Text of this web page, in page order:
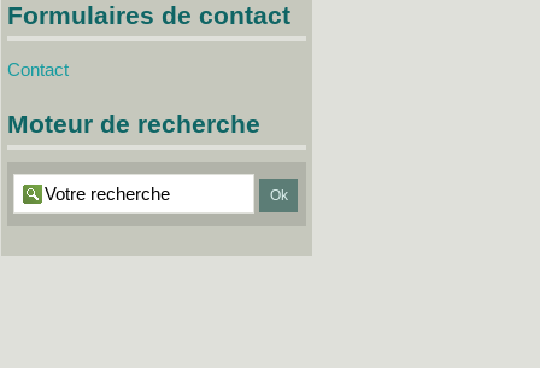
Formulaires de contact
Contact
Moteur de recherche